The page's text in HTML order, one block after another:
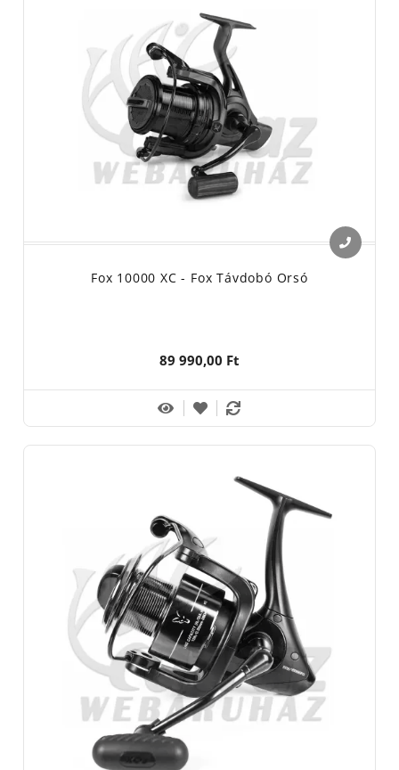
Használati útmutató: horgászfelszerelés, horgászati célra.
A horgászorsók anyaga: műanyag, műanyag-kompozit, fém,
alumínium, kenőanyag.
Nedves törlőkendővel tisztítsa!
Kérjük ne szedje szét hiba esetén!
Meghibásodás, hiba esetén a karbantartást, javítást bízza
Az horgász orsó felkapókarját minden esetben kézzel váltsa
A horgász orsó zsinórtárolásra használható, nem erőátvitelre!
Fox 10000 XC - Fox Távdobó Orsó
89 990,00 Ft